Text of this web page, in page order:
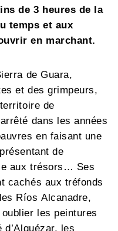
de 3 heures de la
temps et aux
en marchant.
de Guara,
et des grimpeurs,
de
dans les années
en faisant une
de
aux trésors… Ses
cachés aux tréfonds
Ríos Alcanadre,
les peintures
les